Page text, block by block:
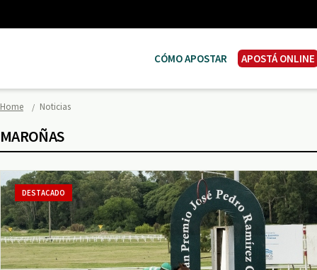
CÓMO APOSTAR APOSTÁ ONLINE
Home Noticias
MAROÑAS
DESTACADO